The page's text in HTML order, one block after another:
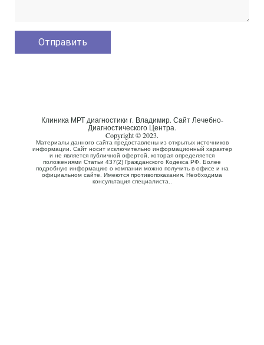
Клиника МРТ диагностики г. Владимир. Сайт Лечебно-
Диагностического Центра.
Copyright © 2023.
Материалы данного сайта предоставлены из открытых источников
информации. Сайт носит исключительно информационный характер
и не является публичной офертой, которая определяется
положениями Статьи 437(2) Гражданского Кодекса РФ. Более
подробную информацию о компании можно получить в офисе и на
официальном сайте. Имеются противопоказания. Необходима
консультация специалиста..